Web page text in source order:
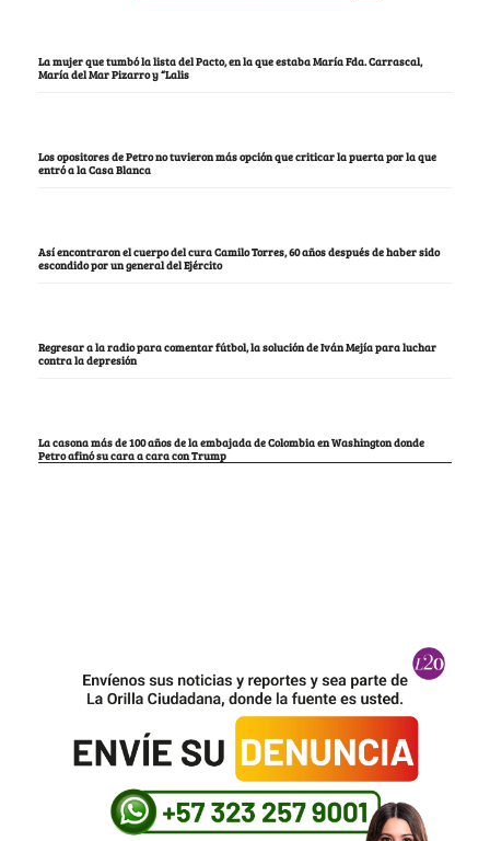
La mujer que tumbó la lista del Pacto, en la que estaba María Fda. Carrascal,
María del Mar Pizarro y “Lalis
Los opositores de Petro no tuvieron más opción que criticar la puerta por la que
entró a la Casa Blanca
Así encontraron el cuerpo del cura Camilo Torres, 60 años después de haber sido
escondido por un general del Ejército
Regresar a la radio para comentar fútbol, la solución de Iván Mejía para luchar
contra la depresión
La casona más de 100 años de la embajada de Colombia en Washington donde
Petro afinó su cara a cara con Trump